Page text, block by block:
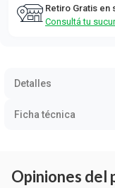
Retiro Gratis en
Consultá tu
Detalles
Ficha técnica
Opiniones del